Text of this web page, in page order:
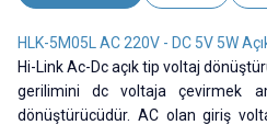
HLK-5M05L AC 220V - DC 5V 5W
Hi-Link Ac-Dc açık tip voltaj
gerilimini dc voltaja çevirmek
dönüştürücüdür. AC olan giriş